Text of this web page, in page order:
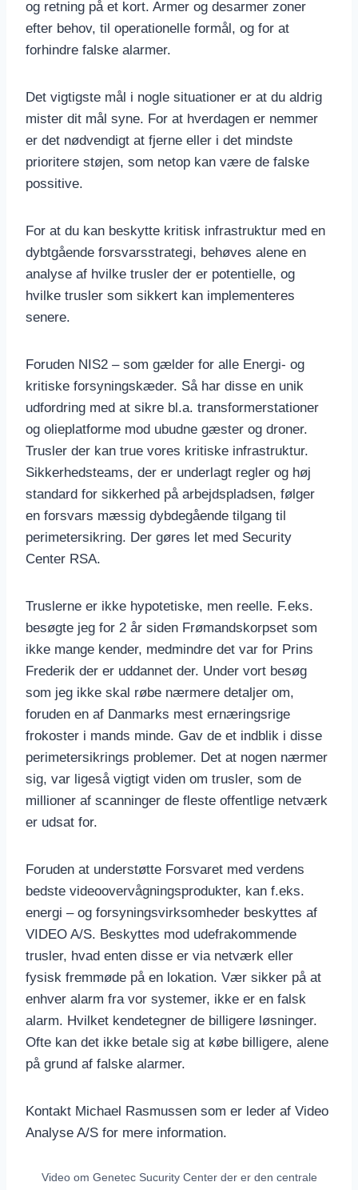
og retning på et kort. Armer og desarmer zoner
efter behov, til operationelle formål, og for at
forhindre falske alarmer.
Det vigtigste mål i nogle situationer er at du aldrig
mister dit mål syne. For at hverdagen er nemmer
er det nødvendigt at fjerne eller i det mindste
prioritere støjen, som netop kan være de falske
possitive.
For at du kan beskytte kritisk infrastruktur med en
dybtgående forsvarsstrategi, behøves alene en
analyse af hvilke trusler der er potentielle, og
hvilke trusler som sikkert kan implementeres
senere.
Foruden NIS2 – som gælder for alle Energi- og
kritiske forsyningskæder. Så har disse en unik
udfordring med at sikre bl.a. transformerstationer
og olieplatforme mod ubudne gæster og droner.
Trusler der kan true vores kritiske infrastruktur.
Sikkerhedsteams, der er underlagt regler og høj
standard for sikkerhed på arbejdspladsen, følger
en forsvars mæssig dybdegående tilgang til
perimetersikring. Der gøres let med Security
Center RSA.
Truslerne er ikke hypotetiske, men reelle. F.eks.
besøgte jeg for 2 år siden Frømandskorpset som
ikke mange kender, medmindre det var for Prins
Frederik der er uddannet der. Under vort besøg
som jeg ikke skal røbe nærmere detaljer om,
foruden en af Danmarks mest ernæringsrige
frokoster i mands minde. Gav de et indblik i disse
perimetersikrings problemer. Det at nogen nærmer
sig, var ligeså vigtigt viden om trusler, som de
millioner af scanninger de fleste offentlige netværk
er udsat for.
Foruden at understøtte Forsvaret med verdens
bedste videoovervågningsprodukter, kan f.eks.
energi – og forsyningsvirksomheder beskyttes af
VIDEO A/S. Beskyttes mod udefrakommende
trusler, hvad enten disse er via netværk eller
fysisk fremmøde på en lokation. Vær sikker på at
enhver alarm fra vor systemer, ikke er en falsk
alarm. Hvilket kendetegner de billigere løsninger.
Ofte kan det ikke betale sig at købe billigere, alene
på grund af falske alarmer.
Kontakt Michael Rasmussen som er leder af Video
Analyse A/S for mere information.
Video om Genetec Sucurity Center der er den centrale